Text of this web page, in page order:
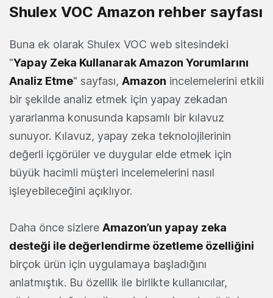
Shulex VOC Amazon rehber sayfası
Buna ek olarak Shulex VOC web sitesindeki
"Yapay Zeka Kullanarak Amazon Yorumlarını
Analiz Etme" sayfası, Amazon incelemelerini etkili
bir şekilde analiz etmek için yapay zekadan
yararlanma konusunda kapsamlı bir kılavuz
sunuyor. Kılavuz, yapay zeka teknolojilerinin
değerli içgörüler ve duygular elde etmek için
büyük hacimli müşteri incelemelerini nasıl
işleyebileceğini açıklıyor.
Daha önce sizlere Amazon’un yapay zeka
desteği ile değerlendirme özetleme özelliğini
birçok ürün için uygulamaya başladığını
anlatmıştık. Bu özellik ile birlikte kullanıcılar,